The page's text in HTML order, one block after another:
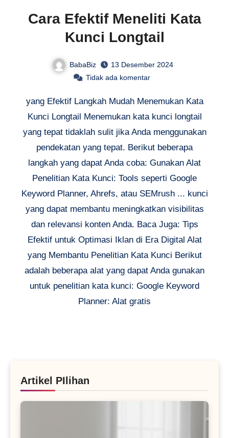
Cara Efektif Meneliti Kata
Kunci Longtail
BabaBiz
13 Desember 2024
Tidak ada komentar
yang Efektif Langkah Mudah Menemukan Kata
Kunci Longtail Menemukan kata kunci longtail
yang tepat tidaklah sulit jika Anda menggunakan
pendekatan yang tepat. Berikut beberapa
langkah yang dapat Anda coba: Gunakan Alat
Penelitian Kata Kunci: Tools seperti Google
Keyword Planner, Ahrefs, atau SEMrush ... kunci
yang dapat membantu meningkatkan visibilitas
dan relevansi konten Anda. Baca Juga: Tips
Efektif untuk Optimasi Iklan di Era Digital Alat
yang Membantu Penelitian Kata Kunci Berikut
adalah beberapa alat yang dapat Anda gunakan
untuk penelitian kata kunci: Google Keyword
Planner: Alat gratis
Artikel PIlihan